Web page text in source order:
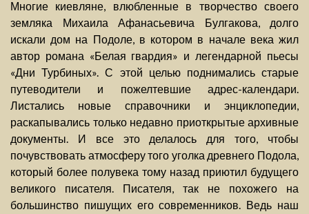
Многие киевляне, влюбленные в творчество своего
земляка Михаила Афанасьевича Булгакова, долго
искали дом на Подоле, в котором в начале века жил
автор романа «Белая гвардия» и легендарной пьесы
«Дни Турбиных». С этой целью поднимались старые
путеводители и пожелтевшие адрес-календари.
Листались новые справочники и энциклопедии,
раскапывались только недавно приоткрытые архивные
документы. И все это делалось для того, чтобы
почувствовать атмосферу того уголка древнего Подола,
который более полувека тому назад приютил будущего
великого писателя. Писателя, так не похожего на
большинство пишущих его современников. Ведь наш